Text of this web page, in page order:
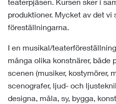
produktioner. Mycket av det vi
föreställningarna.
I en musikal/
många olika konstnärer, både
scenen (musiker, kostymörer,
scenografer, ljud- och
designa, måla, sy, bygga,